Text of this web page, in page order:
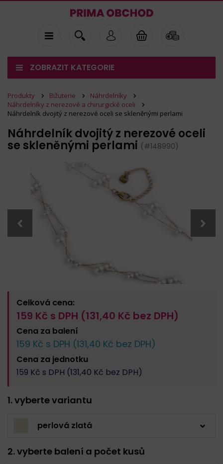
ZOBRAZIT KATEGORIE
Produkty Bižuterie
Náhrdelníky
Náhrdelníky z nerezové a chirurgické oceli
Náhrdelník dvojitý z nerezové oceli se skleněnými perlami
Náhrdelník dvojitý z nerezové oceli
se skleněnými perlami (#148990)
Celková cena:
159 Kč s DPH (131,40 Kč bez DPH)
Cena za balení
159 Kč s DPH (131,40 Kč bez DPH)
Cena za jednotku
159 Kč s DPH (131,40 Kč bez DPH)
1. vyberte variantu
perlová zlatá
2. vyberte balení a počet kusů